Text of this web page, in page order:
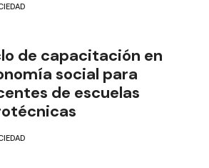
de capacitación en
social para
de escuelas